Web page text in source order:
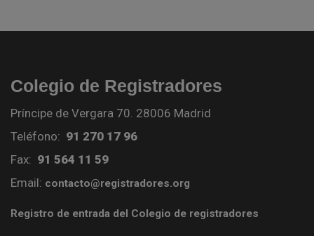
Colegio de Registradores
Príncipe de Vergara 70. 28006 Madrid
Teléfono: 91 270 17 96
Fax: 91 564 11 59
Email: contacto@registradores.org
Registro de entrada del Colegio de registradores